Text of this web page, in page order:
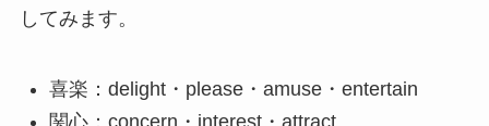
してみます。
喜楽：delight・please・amuse・entertain